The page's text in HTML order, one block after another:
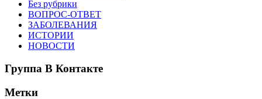
Без рубрики
ВОПРОС-ОТВЕТ
ЗАБОЛЕВАНИЯ
ИСТОРИИ
НОВОСТИ
Группа В Контакте
Метки